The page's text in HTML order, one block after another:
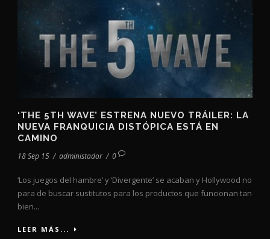
‘THE 5TH WAVE’ ESTRENA NUEVO TRÁILER: LA
NUEVA FRANQUICIA DISTÓPICA ESTÁ EN
CAMINO
18 Sep 15 / administador / 0
‘Los juegos del hambre’ y ‘Divergente’ se acaban y Hollywood no
para de buscar sustitutos para los productos que funcionan tan
bien...
LEER MÁS...